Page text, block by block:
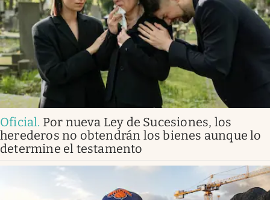
Oficial. Por nueva Ley de Sucesiones, los
herederos no obtendrán los bienes aunque lo
determine el testamento